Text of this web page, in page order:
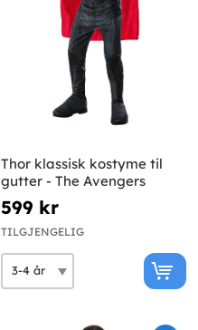
Thor klassisk kostyme til
gutter - The Avengers
599 kr
TILGJENGELIG